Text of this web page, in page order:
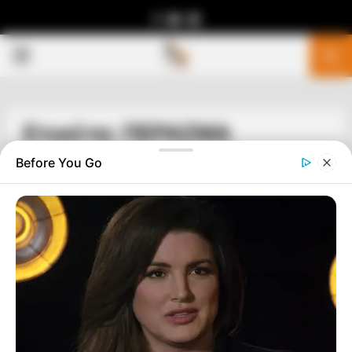
Ετικέτα: ΠΕΡΑΣΜΑ
Before You Go